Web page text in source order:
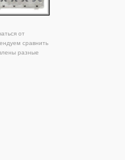
от
сравнить
разные